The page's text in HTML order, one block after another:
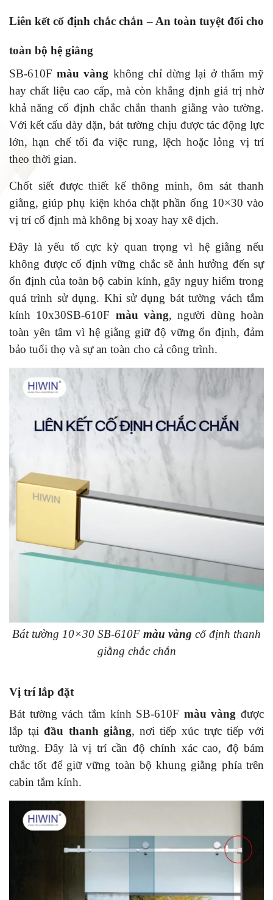
Liên kết cố định chắc chắn – An toàn tuyệt đối cho
toàn bộ hệ giằng
SB-610Fmàu vàng không chỉ dừng lại ở thẩm mỹ
hay chất liệu cao cấp, mà còn khẳng định giá trị nhờ
khả năng cố định chắc chắn thanh giằng vào tường.
Với kết cấu dày dặn, bát tường chịu được tác động lực
lớn, hạn chế tối đa việc rung, lệch hoặc lỏng vị trí
theo thời gian.
Chốt siết được thiết kế thông minh, ôm sát thanh
giằng, giúp phụ kiện khóa chặt phần ống 10×30 vào
vị trí cố định mà không bị xoay hay xê dịch.
Đây là yếu tố cực kỳ quan trọng vì hệ giằng nếu
không được cố định vững chắc sẽ ảnh hưởng đến sự
ổn định của toàn bộ cabin kính, gây nguy hiểm trong
quá trình sử dụng. Khi sử dụng bát tường vách tắm
kính 10x30SB-610F màu vàng, người dùng hoàn
toàn yên tâm vì hệ giằng giữ độ vững ổn định, đảm
bảo tuổi thọ và sự an toàn cho cả công trình.
Bát tường 10×30 SB-610F màu vàng cố định thanh
giằng chắc chắn
Vị trí lắp đặt
Bát tường vách tắm kính SB-610F màu vàng được
lắp tạiđầu thanh giằng, nơi tiếp xúc trực tiếp với
tường. Đây là vị trí cần độ chính xác cao, độ bám
chắc tốt để giữ vững toàn bộ khung giằng phía trên
cabin tắm kính.